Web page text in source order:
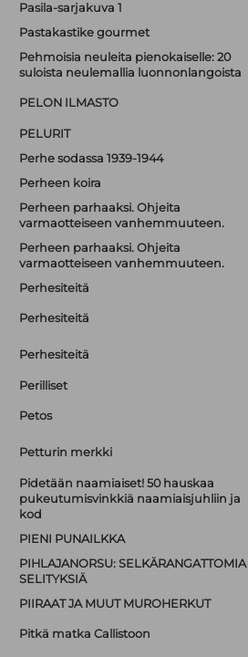
Pasila-sarjakuva 1
Pastakastike gourmet
Pehmoisia neuleita pienokaiselle: 20
suloista neulemallia luonnonlangoista
PELON ILMASTO
PELURIT
Perhe sodassa 1939-1944
Perheen koira
Perheen parhaaksi. Ohjeita
varmaotteiseen vanhemmuuteen.
Perheen parhaaksi. Ohjeita
varmaotteiseen vanhemmuuteen.
Perhesiteitä
Perhesiteitä
Perhesiteitä
Perilliset
Petos
Petturin merkki
Pidetään naamiaiset! 50 hauskaa
pukeutumisvinkkiä naamiaisjuhliin ja
kod
PIENI PUNAILKKA
PIHLAJANORSU: SELKÄRANGATTOMIA
SELITYKSIÄ
PIIRAAT JA MUUT MUROHERKUT
Pitkä matka Callistoon